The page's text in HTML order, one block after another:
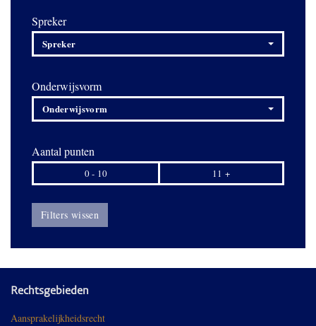
Spreker
Spreker
Onderwijsvorm
Onderwijsvorm
Aantal punten
0 - 10 11 +
Filters wissen
Rechtsgebieden
Aansprakelijkheidsrecht